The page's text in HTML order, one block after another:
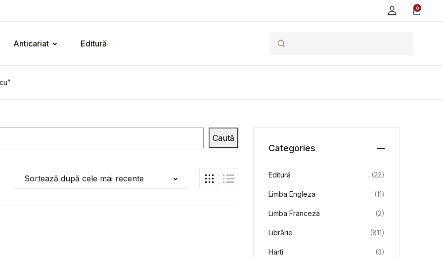
0
Anticariat Editură Search
Caută
Sortează după cele mai recente
Categories
Editură (22)
Limba Engleza (11)
Limba Franceza (2)
Librărie (811)
Harti (3)